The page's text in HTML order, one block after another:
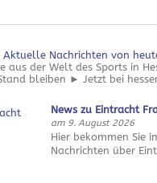
Aktuelle Nachrichten von
aus der Welt des Sports in
bleiben ► Jetzt bei
News zu Eintracht
am 9. August 2026
Hier bekommen Sie
Nachrichten über